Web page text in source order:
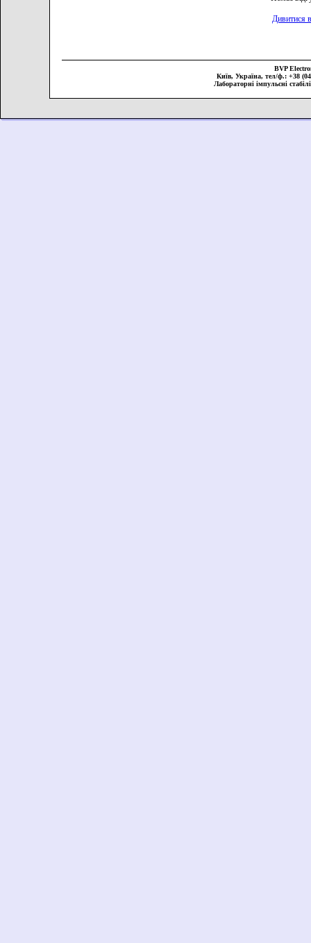
Дивитися
BVP
Київ, Україна, тел/ф.: +38
Лабораторні імпульсні